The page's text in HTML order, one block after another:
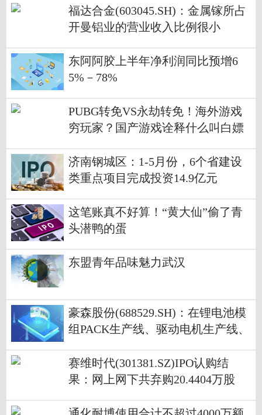
福达合金(603045.SH)：金属镓所占
开曼铝业的营业收入比例很小
东阿阿胶上半年净利润同比预增6
5%－78%
PUBG转免VS永劫转免！海外游戏
穷玩家？国产游戏诠释什么叫白嫖
济南钢城区：1-5月份，6个省建设
类重点项目完成投资14.9亿元
这笔账真不好算！“黄大仙”偷了青
头潜鸭的蛋
东盟青年品味魅力武汉
豪森股份(688529.SH)：在锂电池模
组PACK生产线、驱动电机生产线、
池生产线领域均为行业龙头企业
赛维时代(301381.SZ)IPO认购结
果：网上网下共弃购20.4404万股